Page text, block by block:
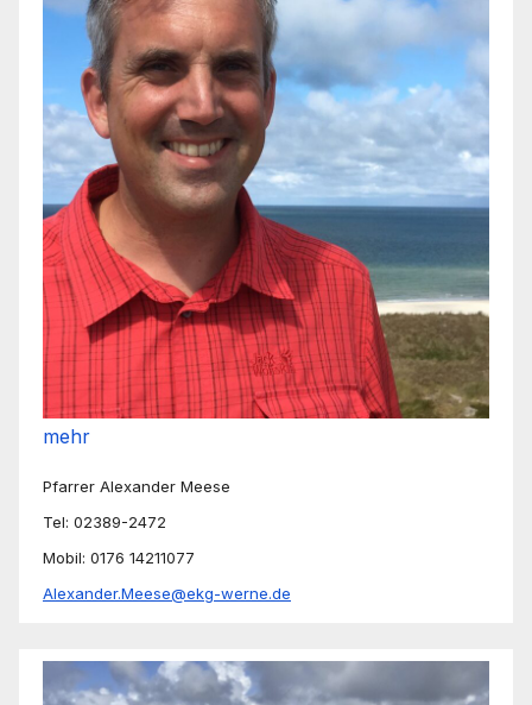
mehr
Pfarrer Alexander Meese
Tel: 02389-2472
Mobil: 0176 14211077
Alexander.Meese@ekg-werne.de